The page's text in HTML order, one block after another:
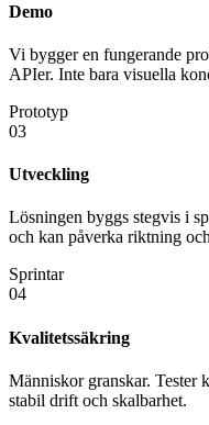
Demo
Vi bygger en fungerande
APIer. Inte bara visuella
Prototyp
03
Utveckling
Lösningen byggs stegvis i
och kan påverka riktning
Sprintar
04
Kvalitetssäkring
Människor granskar. Tester
stabil drift och skalbarhet.